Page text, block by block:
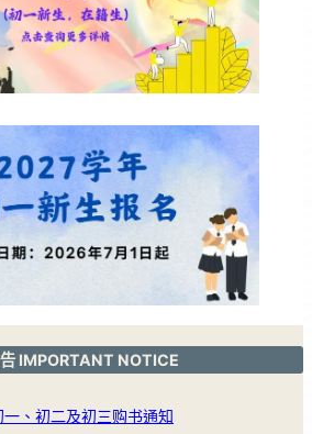
IMPORTANT NOTICE
、初二及初三购书通知